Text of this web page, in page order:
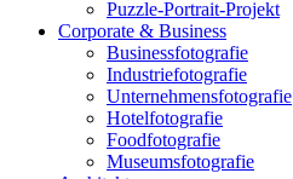
Puzzle-Portrait-Projekt
Corporate & Business
Businessfotografie
Industriefotografie
Unternehmensfotografie
Hotelfotografie
Foodfotografie
Museumsfotografie